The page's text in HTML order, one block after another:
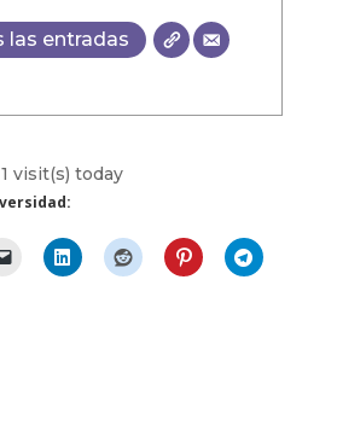
las entradas
visit(s) today